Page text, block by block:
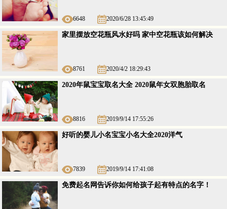
6648 2020/6/28 13:45:49
家里摆放空花瓶风水好吗 家中空花瓶该如何解决
8761 2020/4/2 18:29:43
2020年鼠宝宝取名大全 2020鼠年女双胞胎取名
8816 2019/9/14 17:55:26
好听的婴儿小名宝宝小名大全2020洋气
7839 2019/9/14 17:41:08
免费起名网告诉你如何给孩子起有特点的名字！